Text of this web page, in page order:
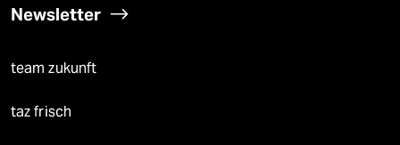
Newsletter
team zukunft
taz frisch